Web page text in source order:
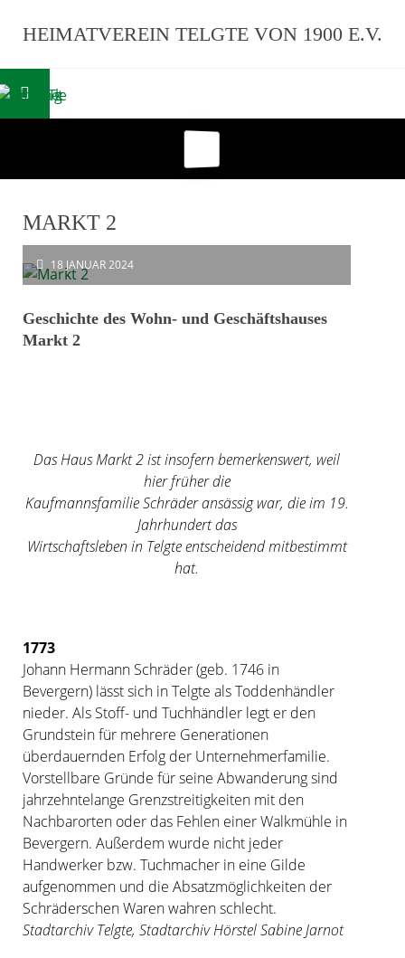
HEIMATVEREIN TELGTE VON 1900 E.V.
MARKT 2
18 JANUAR 2024
Geschichte des Wohn- und Geschäftshauses
Markt 2
Das Haus Markt 2 ist insofern bemerkenswert, weil
hier früher die
Kaufmannsfamilie Schräder ansässig war, die im 19.
Jahrhundert das
Wirtschaftsleben in Telgte entscheidend mitbestimmt
hat.
1773
Johann Hermann Schräder (geb. 1746 in
Bevergern) lässt sich in Telgte als Toddenhändler
nieder. Als Stoff- und Tuchhändler legt er den
Grundstein für mehrere Generationen
überdauernden Erfolg der Unternehmerfamilie.
Vorstellbare Gründe für seine Abwanderung sind
jahrzehntelange Grenzstreitigkeiten mit den
Nachbarorten oder das Fehlen einer Walkmühle in
Bevergern. Außerdem wurde nicht jeder
Handwerker bzw. Tuchmacher in eine Gilde
aufgenommen und die Absatzmöglichkeiten der
Schräderschen Waren wahren schlecht.
Stadtarchiv Telgte, Stadtarchiv Hörstel Sabine Jarnot